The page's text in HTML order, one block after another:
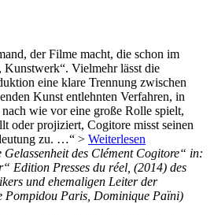
der Filme macht, die schon im
Vielmehr lässt die
eine klare Trennung zwischen
Kunst entlehnten Verfahren, in
wie vor eine große Rolle spielt,
oder projiziert, Cogitore misst seinen
zu. …“ > Weiterlesen
des Clément Cogitore“ in:
Edition Presses du réel, (2014) des
und ehemaligen Leiter der
Pompidou Paris, Dominique Païni)